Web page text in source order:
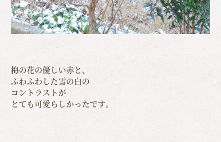
梅の花の優しい赤と、
ふわふわした雪の白の
コントラストが
とても可愛らしかったです。